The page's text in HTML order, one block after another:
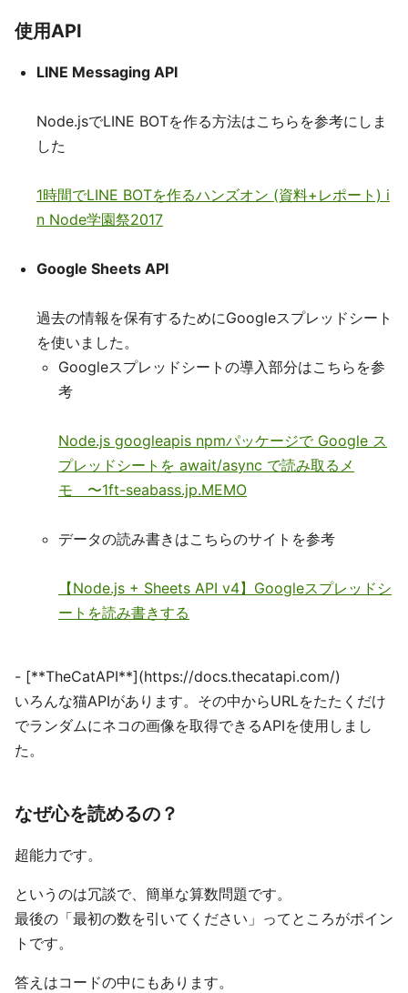
使用API
LINE Messaging API
Node.jsでLINE BOTを作る方法はこちらを参考にしま
した
1時間でLINE BOTを作るハンズオン (資料+レポート) i
n Node学園祭2017
Google Sheets API
過去の情報を保有するためにGoogleスプレッドシート
を使いました。
Googleスプレッドシートの導入部分はこちらを参
考
Node.js googleapis npmパッケージで Google ス
プレッドシートを await/async で読み取るメ
モ 〜1ft-seabass.jp.MEMO
データの読み書きはこちらのサイトを参考
【Node.js + Sheets API v4】Googleスプレッドシ
ートを読み書きする
- [**TheCatAPI**](https://docs.thecatapi.com/)
いろんな猫APIがあります。その中からURLをたたくだけ
でランダムにネコの画像を取得できるAPIを使用しまし
た。
なぜ心を読めるの？
超能力です。
というのは冗談で、簡単な算数問題です。
最後の「最初の数を引いてください」ってところがポイン
トです。
答えはコードの中にもあります。